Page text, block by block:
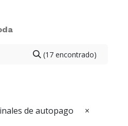
(17 encontrado)
de autopago ×